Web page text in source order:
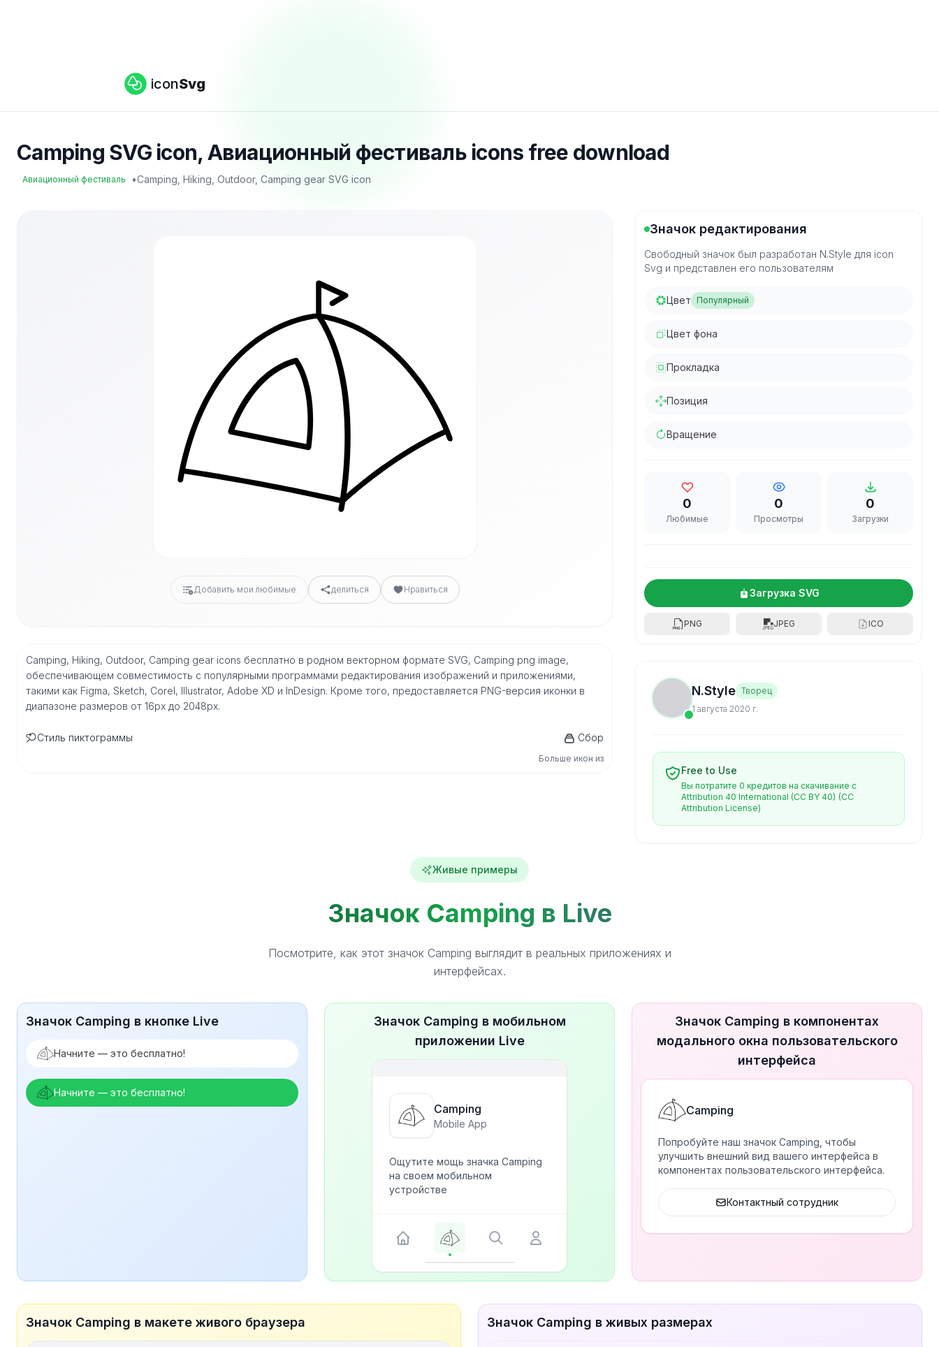
iconSvg
Camping SVG icon, Авиационный фестиваль icons free download
Авиационный фестиваль •Camping, Hiking, Outdoor, Camping gear SVG icon
Добавить мои любимые делиться Нравиться
Camping, Hiking, Outdoor, Camping gear icons бесплатно в родном векторном формате SVG, Camping png image,
обеспечивающем совместимость с популярными программами редактирования изображений и приложениями,
такими как Figma, Sketch, Corel, Illustrator, Adobe XD и InDesign. Кроме того, предоставляется PNG-версия иконки в
диапазоне размеров от 16px до 2048px.
Стиль пиктограммы Сбор
Больше икон из
Значок редактирования
Свободный значок был разработан N.Style для icon
Svg и представлен его пользователям
Цвет Популярный
Цвет фона
Прокладка
Позиция
Вращение
0
Любимые
0
Просмотры
0
Загрузки
Загрузка SVG
PNG JPEG ICO
N.Style Творец
1 августа 2020 г.
Free to Use
Вы потратите 0 кредитов на скачивание с
Attribution 40 International (CC BY 40) (CC
Attribution License)
Живые примеры
Значок Camping в Live
Посмотрите, как этот значок Camping выглядит в реальных приложениях и
интерфейсах.
Значок Camping в кнопке Live
Начните — это бесплатно!
Начните — это бесплатно!
Значок Camping в мобильном
приложении Live
Camping
Mobile App
Ощутите мощь значка Camping
на своем мобильном
устройстве
Значок Camping в компонентах
модального окна пользовательского
интерфейса
Camping
Попробуйте наш значок Camping, чтобы
улучшить внешний вид вашего интерфейса в
компонентах пользовательского интерфейса.
Контактный сотрудник
Значок Camping в макете живого браузера Значок Camping в живых размерах